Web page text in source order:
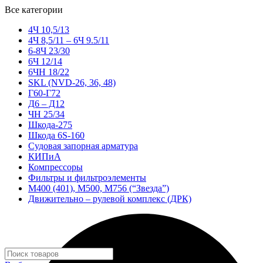
Все категории
4Ч 10,5/13
4Ч 8,5/11 – 6Ч 9.5/11
6-8Ч 23/30
6Ч 12/14
6ЧН 18/22
SKL (NVD-26, 36, 48)
Г60-Г72
Д6 – Д12
ЧН 25/34
Шкода-275
Шкода 6S-160
Судовая запорная арматура
КИПиА
Компрессоры
Фильтры и фильтроэлементы
М400 (401), М500, М756 (“Звезда”)
Движительно – рулевой комплекс (ДРК)